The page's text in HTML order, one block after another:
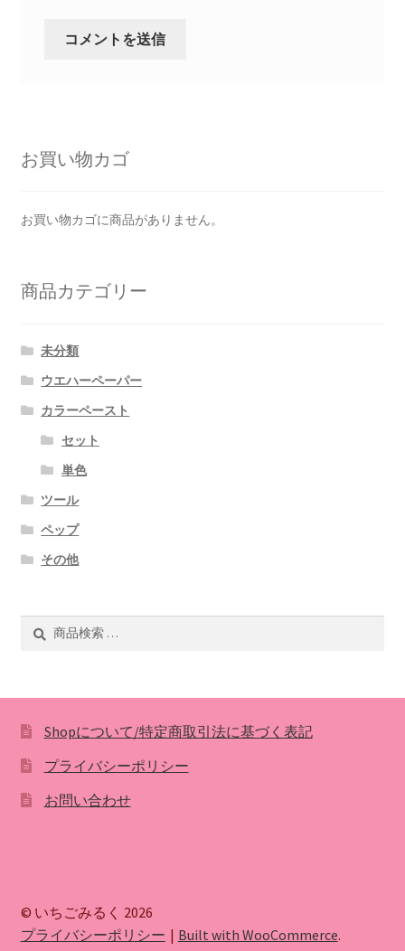
お買い物カゴ
お買い物カゴに商品がありません。
商品カテゴリー
未分類
ウエハーペーパー
カラーペースト
セット
単色
ツール
ペップ
その他
Shopについて/特定商取引法に基づく表記
プライバシーポリシー
お問い合わせ
© いちごみるく 2026
プライバシーポリシー
Built with WooCommerce.